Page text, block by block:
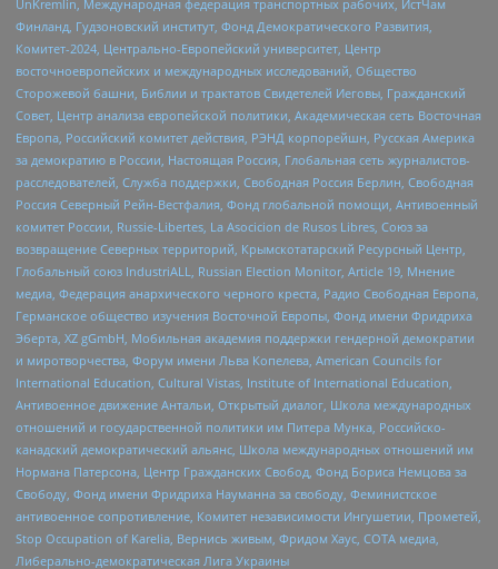
UnKremlin, Международная федерация транспортных рабочих, ИстЧам
Финланд, Гудзоновский институт, Фонд Демократического Развития,
Комитет-2024, Центрально-Европейский университет, Центр
восточноевропейских и международных исследований, Общество
Сторожевой башни, Библии и трактатов Свидетелей Иеговы, Гражданский
Совет, Центр анализа европейской политики, Академическая сеть Восточная
Европа, Российский комитет действия, РЭНД корпорейшн, Русская Америка
за демократию в России, Настоящая Россия, Глобальная сеть журналистов-
расследователей, Служба поддержки, Свободная Россия Берлин, Свободная
Россия Северный Рейн-Вестфалия, Фонд глобальной помощи, Антивоенный
комитет России, Russie-Libertes, La Asocicion de Rusos Libres, Союз за
возвращение Северных территорий, Крымскотатарский Ресурсный Центр,
Глобальный союз IndustriALL, Russian Election Monitor, Article 19, Мнение
медиа, Федерация анархического черного креста, Радио Свободная Европа,
Германское общество изучения Восточной Европы, Фонд имени Фридриха
Эберта, XZ gGmbH, Мобильная академия поддержки гендерной демократии
и миротворчества, Форум имени Льва Копелева, American Councils for
International Education, Cultural Vistas, Institute of International Education,
Антивоенное движение Антальи, Открытый диалог, Школа международных
отношений и государственной политики им Питера Мунка, Российско-
канадский демократический альянс, Школа международных отношений им
Нормана Патерсона, Центр Гражданских Свобод, Фонд Бориса Немцова за
Свободу, Фонд имени Фридриха Науманна за свободу, Феминистское
антивоенное сопротивление, Комитет независимости Ингушетии, Прометей,
Stop Occupation of Karelia, Вернись живым, Фридом Хаус, СОТА медиа,
Либерально-демократическая Лига Украины